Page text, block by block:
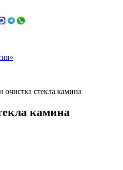
очистка стекла камина
камина